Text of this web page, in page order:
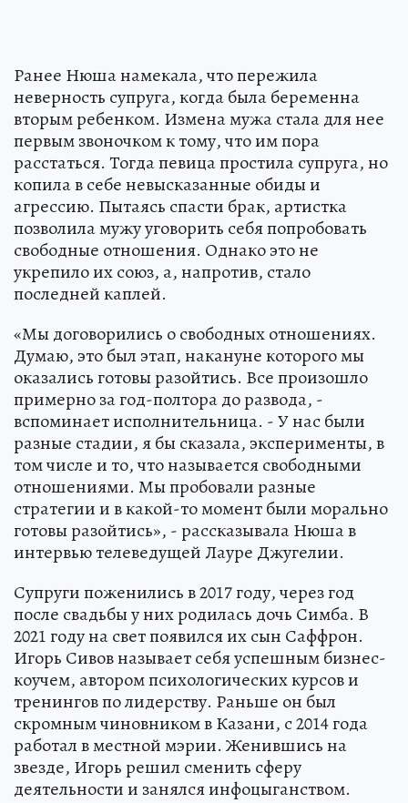
Ранее Нюша намекала, что пережила
неверность супруга, когда была беременна
вторым ребенком. Измена мужа стала для нее
первым звоночком к тому, что им пора
расстаться. Тогда певица простила супруга, но
копила в себе невысказанные обиды и
агрессию. Пытаясь спасти брак, артистка
позволила мужу уговорить себя попробовать
свободные отношения. Однако это не
укрепило их союз, а, напротив, стало
последней каплей.
«Мы договорились о свободных отношениях.
Думаю, это был этап, накануне которого мы
оказались готовы разойтись. Все произошло
примерно за год-полтора до развода, -
вспоминает исполнительница. - У нас были
разные стадии, я бы сказала, эксперименты, в
том числе и то, что называется свободными
отношениями. Мы пробовали разные
стратегии и в какой-то момент были морально
готовы разойтись», - рассказывала Нюша в
интервью телеведущей Лауре Джугелии.
Супруги поженились в 2017 году, через год
после свадьбы у них родилась дочь Симба. В
2021 году на свет появился их сын Саффрон.
Игорь Сивов называет себя успешным бизнес-
коучем, автором психологических курсов и
тренингов по лидерству. Раньше он был
скромным чиновником в Казани, с 2014 года
работал в местной мэрии. Женившись на
звезде, Игорь решил сменить сферу
деятельности и занялся инфоцыганством.